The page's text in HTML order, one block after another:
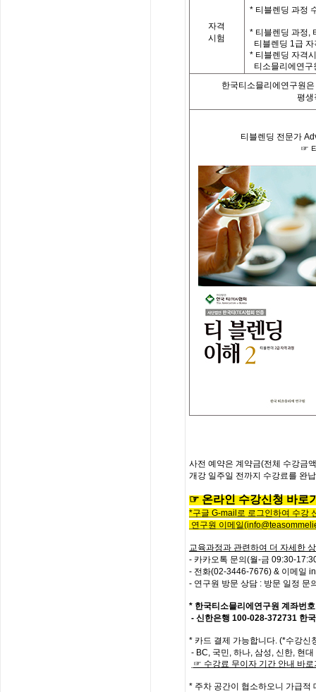
자격
시험
* 티블렌딩 과정
* 티블렌딩 과정,
티블렌딩 1급
* 티블렌딩 자격
티소믈리에연
한국티소믈리에연구원
평생
티블렌딩 전문가
☞
사전 예약은 계약금(전체 수강금
개강 일주일 전까지 수강료를 완
☞ 온라인 수강신청 바로
*구글 G-mail로 로그인하여 수강
연구원 이메일
교육과정과 관련하여 더 자세한
- 카카오톡 문의(월-금 09:30-
- 전화(02-3446-7676) & 이메일
- 연구원 방문 상담 : 방문 일정 문
* 한국티소믈리에연구원 계좌번호
- 신한은행 100-028-372731 한
* 카드 결제 가능합니다. (*수강신
- BC, 국민, 하나, 삼성, 신한, 현
☞ 수강료 무이자 기간 안내 바로
* 주차 공간이 협소하오니 가급적